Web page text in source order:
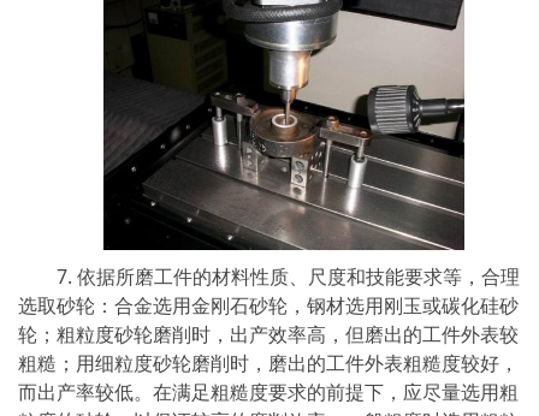
7. 依据所磨工件的材料性质、尺度和技能要求等，合理
选取砂轮：合金选用金刚石砂轮，钢材选用刚玉或碳化硅砂
轮；粗粒度砂轮磨削时，出产效率高，但磨出的工件外表较
粗糙；用细粒度砂轮磨削时，磨出的工件外表粗糙度较好，
而出产率较低。在满足粗糙度要求的前提下，应尽量选用粗